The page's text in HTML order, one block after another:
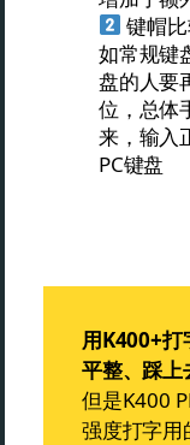
键帽
如常规键
盘的人要
位，总体
来，输入
PC键盘
用K400+打
平整、踩
但是K400
强度打字用